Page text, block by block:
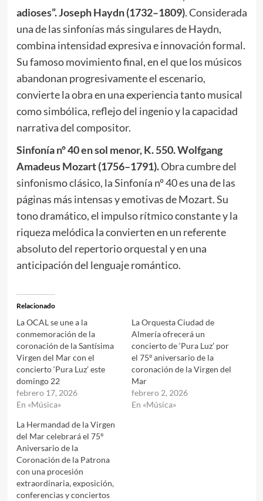
adioses”. Joseph Haydn (1732–1809). Considerada
una de las sinfonías más singulares de Haydn,
combina intensidad expresiva e innovación formal.
Su famoso movimiento final, en el que los músicos
abandonan progresivamente el escenario,
convierte la obra en una experiencia tanto musical
como simbólica, reflejo del ingenio y la capacidad
narrativa del compositor.
Sinfonía nº 40 en sol menor, K. 550. Wolfgang
Amadeus Mozart (1756–1791).Obra cumbre del
sinfonismo clásico, la Sinfonía nº 40 es una de las
páginas más intensas y emotivas de Mozart. Su
tono dramático, el impulso rítmico constante y la
riqueza melódica la convierten en un referente
absoluto del repertorio orquestal y en una
anticipación del lenguaje romántico.
Relacionado
La OCAL se une a la
conmemoración de la
coronación de la Santísima
Virgen del Mar con el
concierto ‘Pura Luz’ este
domingo 22
febrero 17, 2026
En «Música»
La Orquesta Ciudad de
Almería ofrecerá un
concierto de ‘Pura Luz’ por
el 75º aniversario de la
coronación de la Virgen del
Mar
febrero 2, 2026
En «Música»
La Hermandad de la Virgen
del Mar celebrará el 75º
Aniversario de la
Coronación de la Patrona
con una procesión
extraordinaria, exposición,
conferencias y conciertos